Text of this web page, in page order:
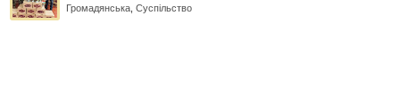
Громадянська ,Суспільство